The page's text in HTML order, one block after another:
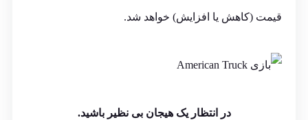
قیمت (کاهش یا افزایش) خواهد شد.
در انتظار یک هیجان بی نظیر باشید.